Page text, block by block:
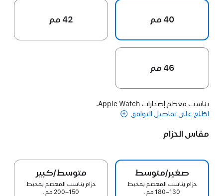
40 مم 42 مم
46 مم
يناسب معظم إصدارات Apple Watch.
اطّلع على تفاصيل التوافق
مقاس الحزام
صغير/متوسط
حزام يناسب المعصم بمحيط
130–180 مم.
متوسط/كبير
حزام يناسب المعصم بمحيط
150–200 مم.